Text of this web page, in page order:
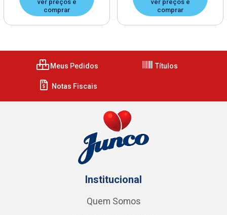
ver preços e
comprar
ver preços e
comprar
Meus Pedidos Títulos
Notas Fiscais
Institucional
Quem Somos